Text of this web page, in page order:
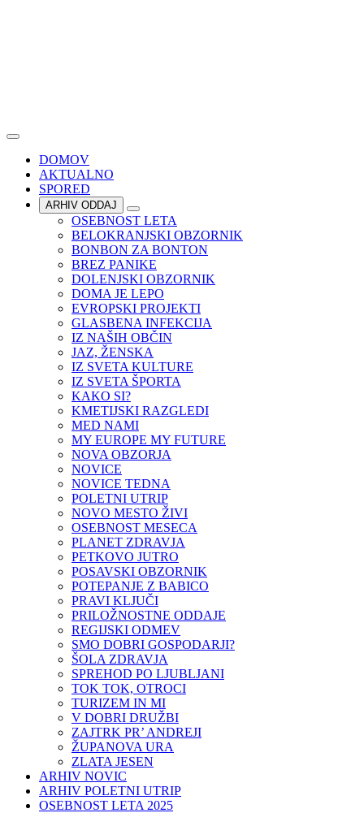
DOMOV
AKTUALNO
SPORED
ARHIV ODDAJ
OSEBNOST LETA
BELOKRANJSKI OBZORNIK
BONBON ZA BONTON
BREZ PANIKE
DOLENJSKI OBZORNIK
DOMA JE LEPO
EVROPSKI PROJEKTI
GLASBENA INFEKCIJA
IZ NAŠIH OBČIN
JAZ, ŽENSKA
IZ SVETA KULTURE
IZ SVETA ŠPORTA
KAKO SI?
KMETIJSKI RAZGLEDI
MED NAMI
MY EUROPE MY FUTURE
NOVA OBZORJA
NOVICE
NOVICE TEDNA
POLETNI UTRIP
NOVO MESTO ŽIVI
OSEBNOST MESECA
PLANET ZDRAVJA
PETKOVO JUTRO
POSAVSKI OBZORNIK
POTEPANJE Z BABICO
PRAVI KLJUČI
PRILOŽNOSTNE ODDAJE
REGIJSKI ODMEV
SMO DOBRI GOSPODARJI?
ŠOLA ZDRAVJA
SPREHOD PO LJUBLJANI
TOK TOK, OTROCI
TURIZEM IN MI
V DOBRI DRUŽBI
ZAJTRK PR’ ANDREJI
ŽUPANOVA URA
ZLATA JESEN
ARHIV NOVIC
ARHIV POLETNI UTRIP
OSEBNOST LETA 2025